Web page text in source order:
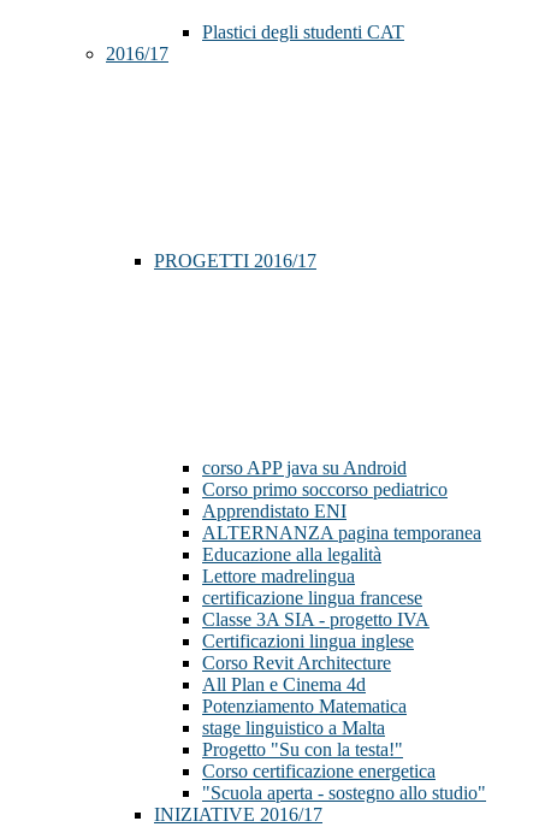
Plastici degli studenti CAT
2016/17
PROGETTI 2016/17
corso APP java su Android
Corso primo soccorso pediatrico
Apprendistato ENI
ALTERNANZA pagina temporanea
Educazione alla legalità
Lettore madrelingua
certificazione lingua francese
Classe 3A SIA - progetto IVA
Certificazioni lingua inglese
Corso Revit Architecture
All Plan e Cinema 4d
Potenziamento Matematica
stage linguistico a Malta
Progetto "Su con la testa!"
Corso certificazione energetica
"Scuola aperta - sostegno allo studio"
INIZIATIVE 2016/17